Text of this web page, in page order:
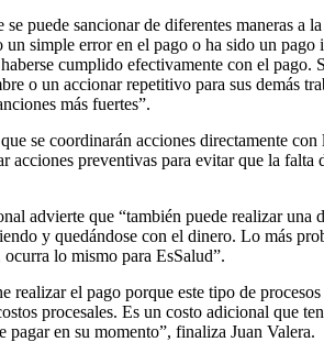
puede sancionar de diferentes maneras a
simple error en el pago o ha sido un pago
cumplido efectivamente con el pago.
o un accionar repetitivo para sus demás
más fuertes”.
se coordinarán acciones directamente
acciones preventivas para evitar que la falta
advierte que “también puede realizar una
y quedándose con el dinero. Lo más
lo mismo para EsSalud”.
realizar el pago porque este tipo de
procesales. Es un costo adicional que
pagar en su momento”, finaliza Juan Valera.